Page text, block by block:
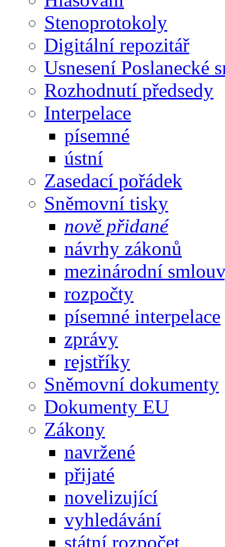
Stenoprotokoly
Digitální repozitář
Usnesení Poslanecké
Rozhodnutí předsedy
Interpelace
písemné
ústní
Zasedací pořádek
Sněmovní tisky
nově přidané
návrhy zákonů
mezinárodní
rozpočty
písemné interpelace
zprávy
rejstříky
Sněmovní dokumenty
Dokumenty EU
Zákony
navržené
přijaté
novelizující
vyhledávání
státní rozpočet